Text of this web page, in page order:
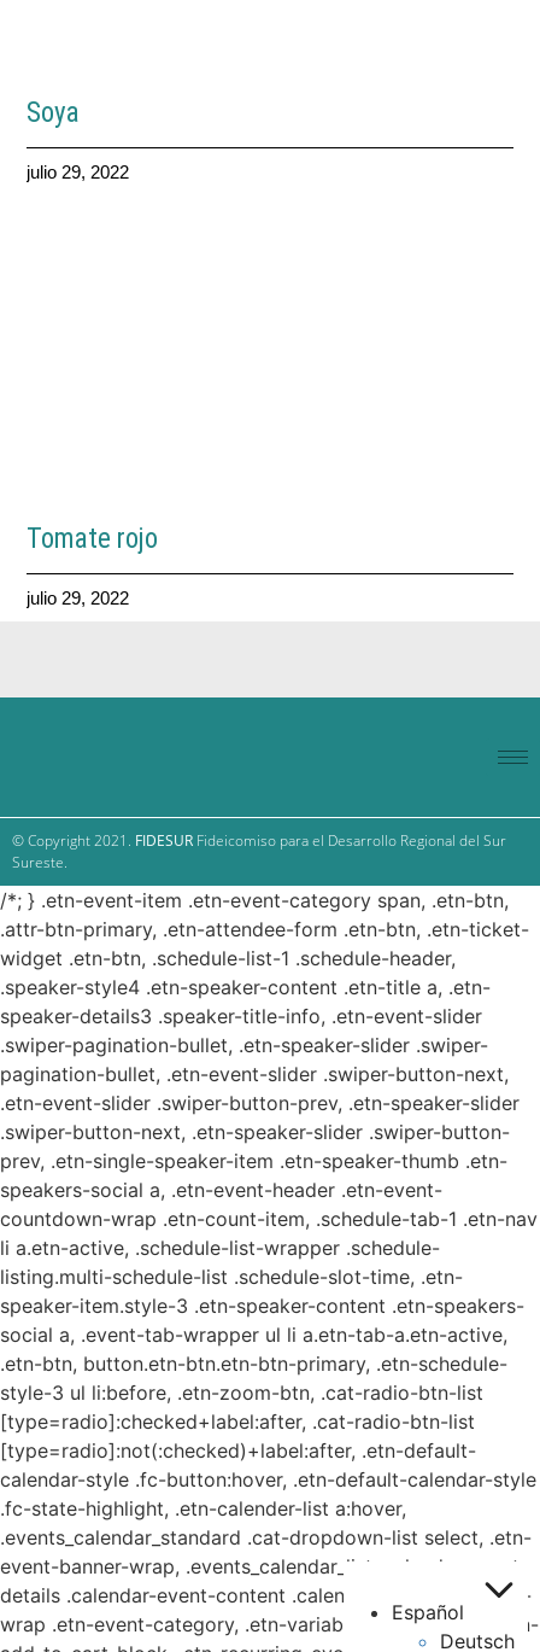
Soya
julio 29, 2022
Tomate rojo
julio 29, 2022
© Copyright 2021. FIDESUR Fideicomiso para el Desarrollo Regional del Sur
Sureste.
Español
Deutsch
/*; } .etn-event-item .etn-event-category span, .etn-btn,
.attr-btn-primary, .etn-attendee-form .etn-btn, .etn-ticket-
widget .etn-btn, .schedule-list-1 .schedule-header,
.speaker-style4 .etn-speaker-content .etn-title a, .etn-
speaker-details3 .speaker-title-info, .etn-event-slider
.swiper-pagination-bullet, .etn-speaker-slider .swiper-
pagination-bullet, .etn-event-slider .swiper-button-next,
.etn-event-slider .swiper-button-prev, .etn-speaker-slider
.swiper-button-next, .etn-speaker-slider .swiper-button-
prev, .etn-single-speaker-item .etn-speaker-thumb .etn-
speakers-social a, .etn-event-header .etn-event-
countdown-wrap .etn-count-item, .schedule-tab-1 .etn-nav
li a.etn-active, .schedule-list-wrapper .schedule-
listing.multi-schedule-list .schedule-slot-time, .etn-
speaker-item.style-3 .etn-speaker-content .etn-speakers-
social a, .event-tab-wrapper ul li a.etn-tab-a.etn-active,
.etn-btn, button.etn-btn.etn-btn-primary, .etn-schedule-
style-3 ul li:before, .etn-zoom-btn, .cat-radio-btn-list
[type=radio]:checked+label:after, .cat-radio-btn-list
[type=radio]:not(:checked)+label:after, .etn-default-
calendar-style .fc-button:hover, .etn-default-calendar-style
.fc-state-highlight, .etn-calender-list a:hover,
.events_calendar_standard .cat-dropdown-list select, .etn-
event-banner-wrap, .events_calendar_list .calendar-event-
details .calendar-event-content .calendar-event-category-
wrap .etn-event-category, .etn-variable-ticket-widget .etn-
Español
Deutsch